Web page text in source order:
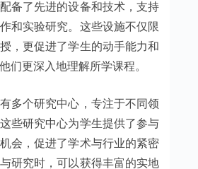
备了先进的设备和技术，支持
和实验研究。这些设施不仅限
，更促进了学生的动手能力和
们更深入地理解所学课程。
多个研究中心，专注于不同领
些研究中心为学生提供了参与
会，促进了学术与行业的紧密
研究时，可以获得丰富的实地